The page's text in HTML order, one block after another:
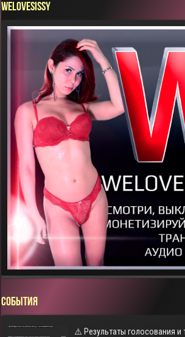
WELOVESISSY
СОБЫТИЯ
⚠️ Результаты голосования